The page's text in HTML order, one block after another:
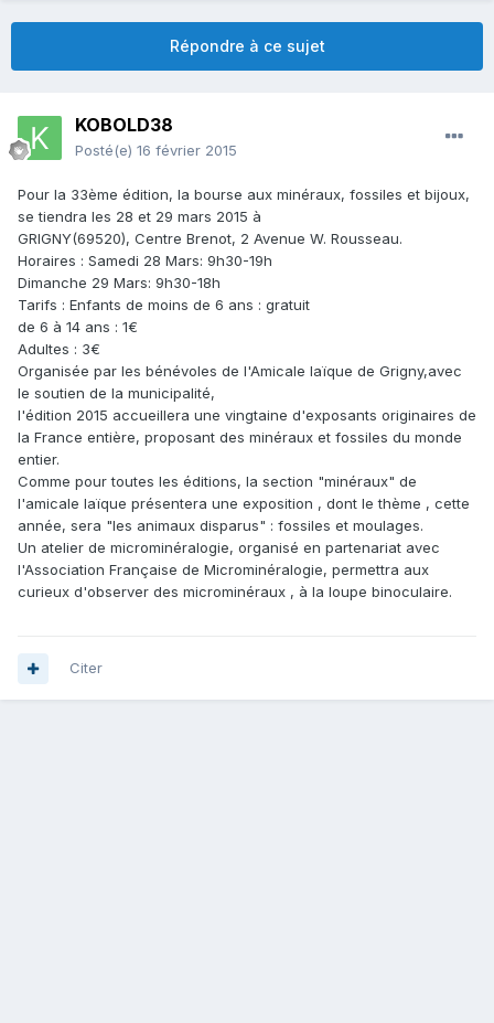
Répondre à ce sujet
KOBOLD38
Posté(e) 16 février 2015
Pour la 33ème édition, la bourse aux minéraux, fossiles et bijoux,
se tiendra les 28 et 29 mars 2015 à
GRIGNY(69520), Centre Brenot, 2 Avenue W. Rousseau.
Horaires : Samedi 28 Mars: 9h30-19h
Dimanche 29 Mars: 9h30-18h
Tarifs : Enfants de moins de 6 ans : gratuit
de 6 à 14 ans : 1€
Adultes : 3€
Organisée par les bénévoles de l'Amicale laïque de Grigny,avec
le soutien de la municipalité,
l'édition 2015 accueillera une vingtaine d'exposants originaires de
la France entière, proposant des minéraux et fossiles du monde
entier.
Comme pour toutes les éditions, la section "minéraux" de
l'amicale laïque présentera une exposition , dont le thème , cette
année, sera "les animaux disparus" : fossiles et moulages.
Un atelier de microminéralogie, organisé en partenariat avec
l'Association Française de Microminéralogie, permettra aux
curieux d'observer des microminéraux , à la loupe binoculaire.
Citer